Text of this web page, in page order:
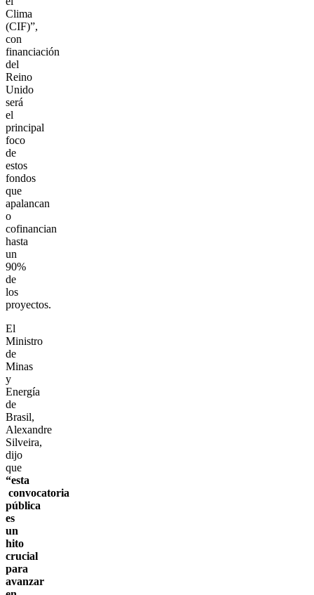
Clima
(CIF)”,
con
financiación
del
Reino
Unido
será
el
principal
foco
de
estos
fondos
que
apalancan
o
cofinancian
hasta
un
90%
de
los
proyectos.
El
Ministro
de
Minas
y
Energía
de
Brasil,
Alexandre
Silveira,
dijo
que
“esta
convocatoria
pública
es
un
hito
crucial
para
avanzar